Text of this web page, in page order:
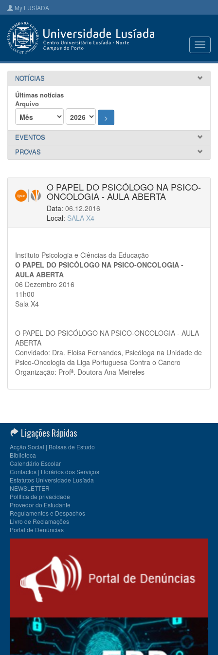
My LUSÍADA
NOTÍCIAS
Últimas notícias
Arquivo
>
EVENTOS
PROVAS
O PAPEL DO PSICÓLOGO NA PSICO-
ONCOLOGIA - AULA ABERTA
Data: 06.12.2016
Local: SALA X4
Instituto Psicologia e Ciências da Educação
O PAPEL DO PSICÓLOGO NA PSICO-ONCOLOGIA -
AULA ABERTA
06 Dezembro 2016
11h00
Sala X4
O PAPEL DO PSICÓLOGO NA PSICO-ONCOLOGIA - AULA
ABERTA
Convidado: Dra. Eloisa Fernandes, Psicóloga na Unidade de
Psico-Oncologia da Liga Portuguesa Contra o Cancro
Organização: Profª. Doutora Ana Meireles
Ligações Rápidas
Acção Social | Bolsas de Estudo
Biblioteca
Calendário Escolar
Contactos | Horários dos Serviços
Estatutos Universidade Lusíada
NEWSLETTER
Política de privacidade
Provedor do Estudante
Regulamentos e Despachos
Livro de Reclamações
Portal de Denúncias